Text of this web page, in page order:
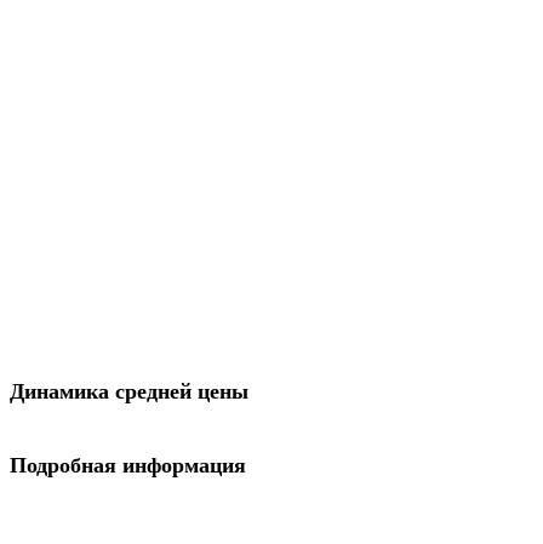
Динамика средней цены
Подробная информация